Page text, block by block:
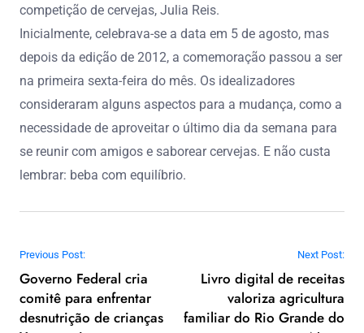
competição de cervejas, Julia Reis.
Inicialmente, celebrava-se a data em 5 de agosto, mas
depois da edição de 2012, a comemoração passou a ser
na primeira sexta-feira do mês. Os idealizadores
consideraram alguns aspectos para a mudança, como a
necessidade de aproveitar o último dia da semana para
se reunir com amigos e saborear cervejas. E não custa
lembrar: beba com equilíbrio.
Navegação de Post
Previous Post:
Governo Federal cria
comitê para enfrentar
desnutrição de crianças
Next Post:
Livro digital de receitas
valoriza agricultura
familiar do Rio Grande do